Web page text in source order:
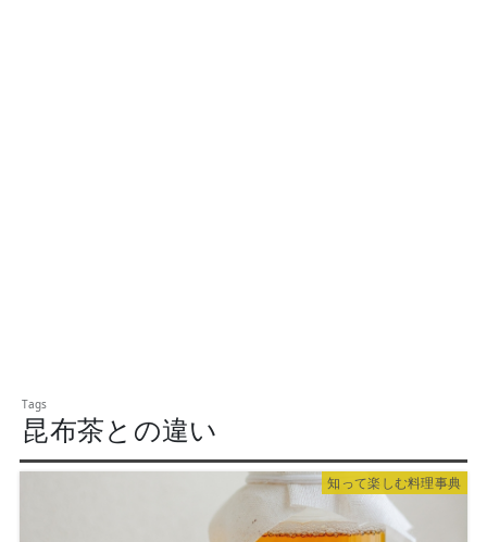
昆布茶との違い
知って楽しむ料理事典